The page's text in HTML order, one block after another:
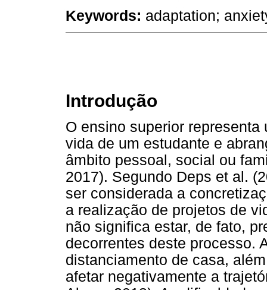
Keywords: adaptation;
Introdução
O ensino superior
vida de um estudante e
âmbito pessoal, social ou
2017). Segundo Deps et al.
ser considerada a
a realização de projetos de
não significa estar, de fato,
decorrentes deste processo.
distanciamento de casa,
afetar negativamente a